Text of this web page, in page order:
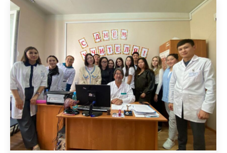
Президент обратил внимание на
образование, информационные
технологии, являющуеся ростом экономики
и занятости. Цель данного мероприятия –
ознакомить студентов с посланием
Президента…